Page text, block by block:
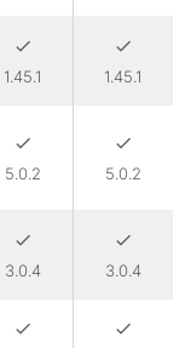
1.45.1 1.45.1
5.0.2 5.0.2
3.0.4 3.0.4